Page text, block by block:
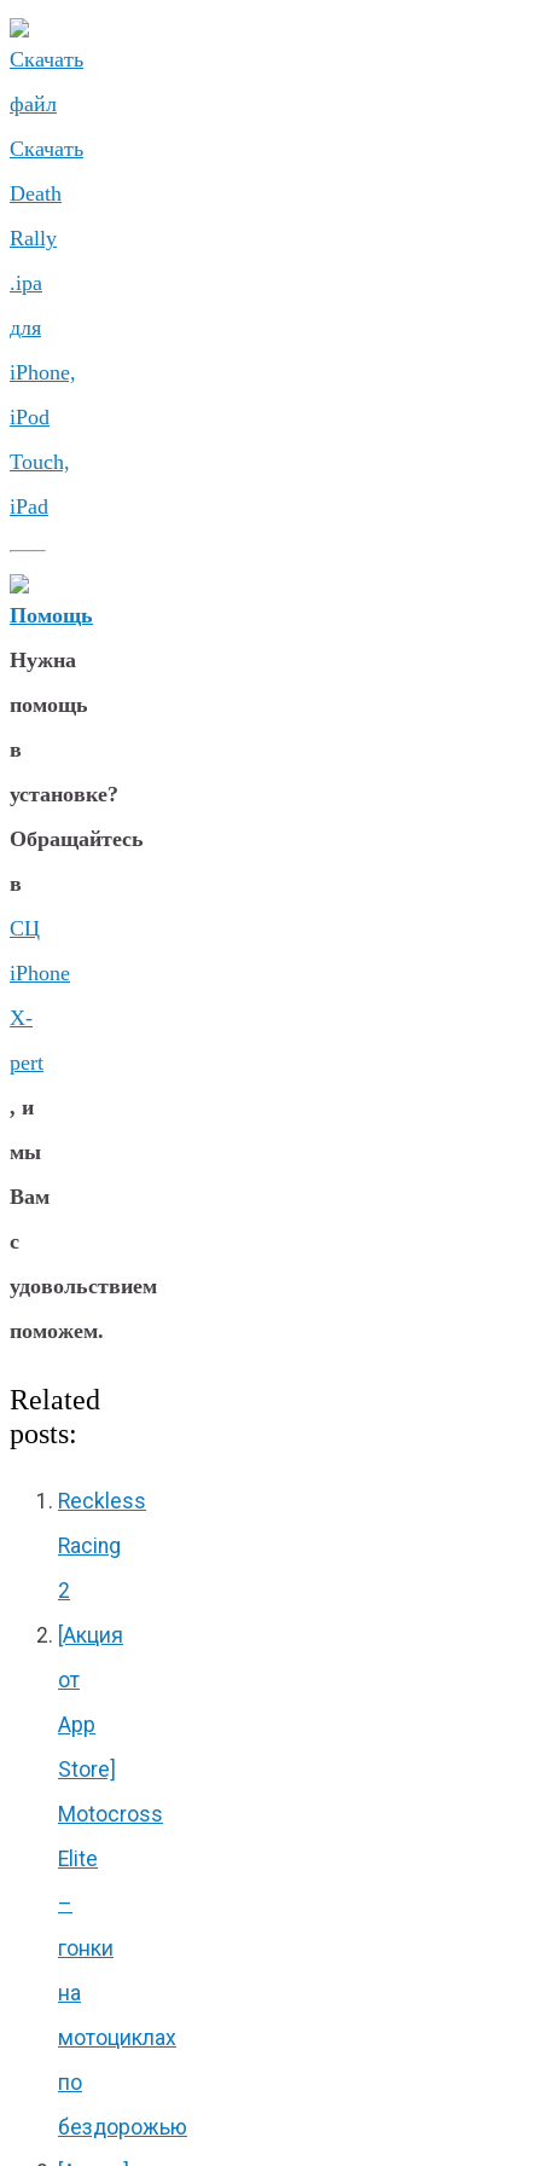
Скачать
Death
Rally
.ipa
для
iPhone,
iPod
Touch,
iPad
Нужна
помощь
в
установке?
Обращайтесь
в
СЦ
iPhone
X-
pert
, и
мы
Вам
с
удовольствием
поможем.
Related
posts:
Reckless
Racing
2
[Акция
от
App
Store]
Motocross
Elite
–
гонки
на
мотоциклах
по
бездорожью